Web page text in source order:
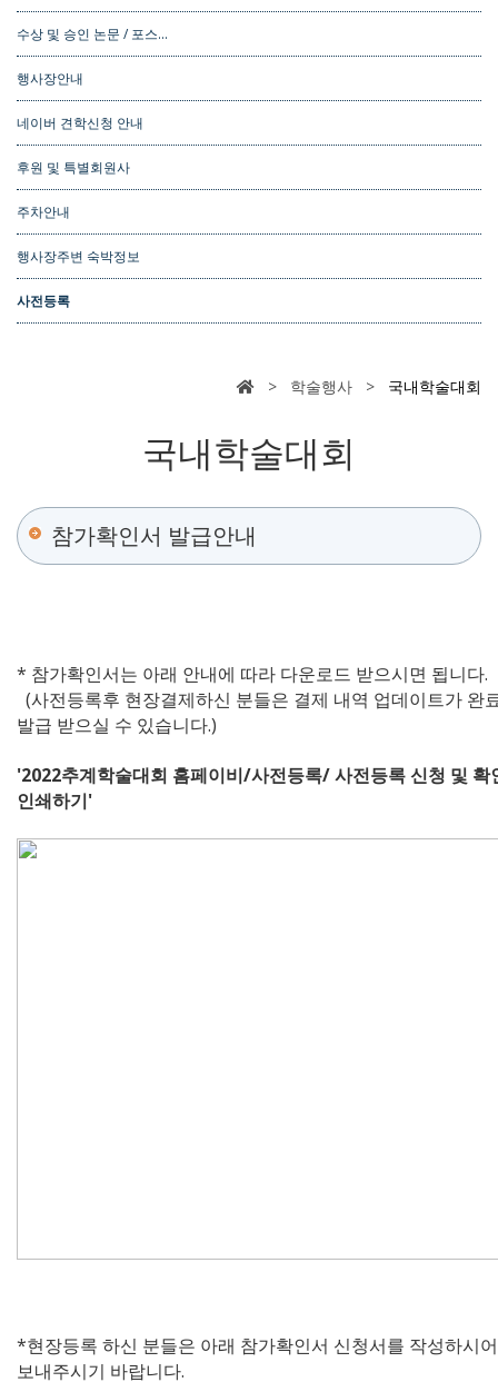
수상 및 승인 논문 / 포스…
행사장안내
네이버 견학신청 안내
후원 및 특별회원사
주차안내
행사장주변 숙박정보
사전등록
> 학술행사 > 국내학술대회
국내학술대회
참가확인서 발급안내
* 참가확인서는 아래 안내에 따라 다운로드 받으시면 됩니다.
(사전등록후 현장결제하신 분들은 결제 내역 업데이트가 완
발급 받으실 수 있습니다.)
'2022추계학술대회 홈페이비/사전등록/ 사전등록 신청 및
인쇄하기'
*현장등록 하신 분들은 아래 참가확인서 신청서를 작성하시
보내주시기 바랍니다.